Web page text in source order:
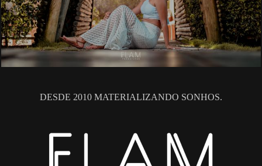
DESDE 2010 MATERIALIZANDO SONHOS.